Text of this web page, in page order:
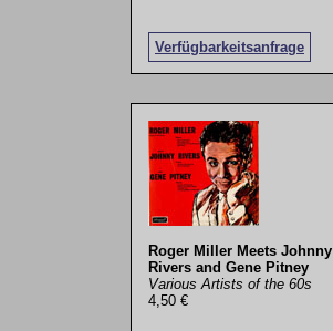
Verfügbarkeitsanfrage
Roger Miller Meets Johnny
Rivers and Gene Pitney
Various Artists of the 60s
4,50 €